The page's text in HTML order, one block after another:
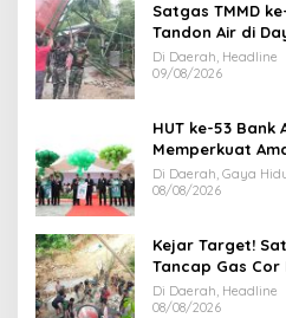
Satgas TMMD
Tandon Air di
Jeda
Di Daerah, Headline
09/08/2026
HUT ke-53 Bank
Memperkuat
Keberkahan Bagi
Di Daerah, Gaya
08/08/2026
Kejar Target!
Tancap Gas Cor
Di Daerah, Headline
08/08/2026